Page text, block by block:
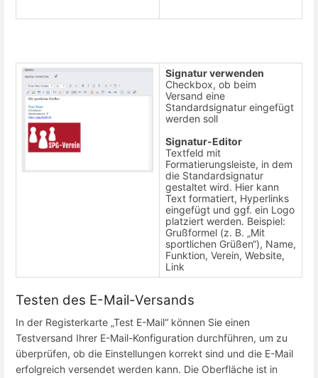
Signatur verwenden
Checkbox, ob beim
Versand eine
Standardsignatur eingefügt
werden soll
Signatur-Editor
Textfeld mit
Formatierungsleiste, in dem
die Standardsignatur
gestaltet wird. Hier kann
Text formatiert, Hyperlinks
eingefügt und ggf. ein Logo
platziert werden. Beispiel:
Grußformel (z. B. „Mit
sportlichen Grüßen“), Name,
Funktion, Verein, Website,
Link
Testen des E-Mail-Versands
In der Registerkarte „Test E-Mail“ können Sie einen
Testversand Ihrer E-Mail-Konfiguration durchführen, um zu
überprüfen, ob die Einstellungen korrekt sind und die E-Mail
erfolgreich versendet werden kann. Die Oberfläche ist in